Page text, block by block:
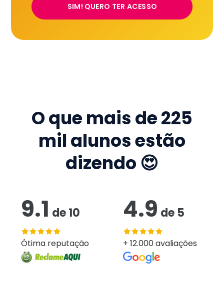
SIM! QUERO TER ACESSO
O que mais de225
mil alunos estão
dizendo 😍
9.1 de10
Ótima reputação
4.9 de 5
+ 12.000 avaliações